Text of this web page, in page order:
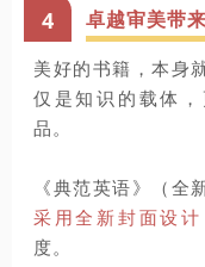
4
卓越审美带
美好的书籍，本身
仅是知识的载体
品。
《典范英语》（全
采用全新封面设计
度。